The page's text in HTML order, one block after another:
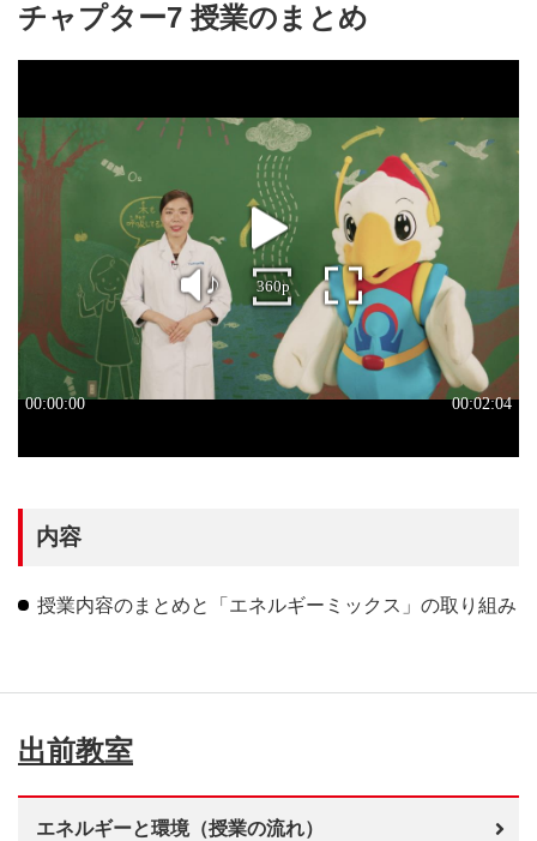
チャプター7 授業のまとめ
内容
授業内容のまとめと「エネルギーミックス」の取り組み
出前教室
エネルギーと環境（授業の流れ）